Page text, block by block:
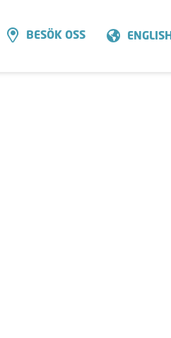
BESÖK OSS ENGLISH